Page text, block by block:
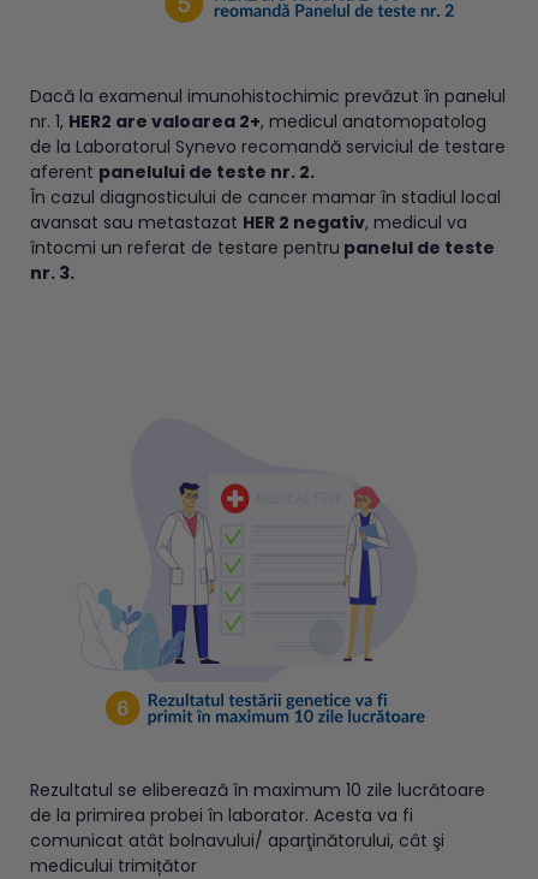
Dacă la examenul imunohistochimic prevăzut în panelul
nr. 1, HER2 are valoarea 2+, medicul anatomopatolog
de la Laboratorul Synevo recomandă serviciul de testare
aferent panelului de teste nr. 2.
În cazul diagnosticului de cancer mamar în stadiul local
avansat sau metastazat HER 2 negativ, medicul va
întocmi un referat de testare pentru panelul de teste
nr. 3.
Rezultatul se eliberează în maximum 10 zile lucrătoare
de la primirea probei în laborator. Acesta va fi
comunicat atât bolnavului/ aparţinătorului, cât şi
medicului trimițător